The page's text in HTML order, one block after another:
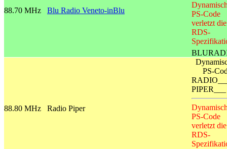
88.70 MHz Blu Radio Veneto-inBlu
PS-Code
verletzt die
RDS-
88.80 MHz Radio Piper
PS-
PIPER___
PS-Code
verletzt die
RDS-